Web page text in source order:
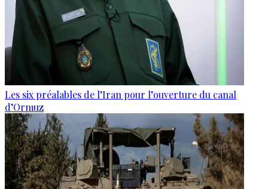
Les six préalables de l’Iran pour l’ouverture du canal
d’Ormuz